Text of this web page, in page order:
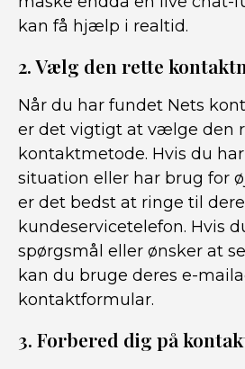
kan få hjælp i realtid.
2. Vælg den rette
Når du har fundet Nets
er det vigtigt at vælge den
kontaktmetode. Hvis du
situation eller har brug for
er det bedst at ringe til
kundeservicetelefon. Hvis
spørgsmål eller ønsker at
kan du bruge deres e-
kontaktformular.
3. Forbered dig på